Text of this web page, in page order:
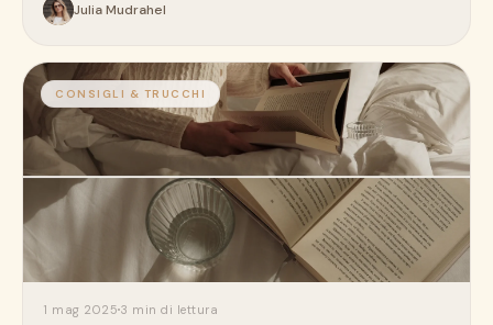
Julia Mudrahel
CONSIGLI & TRUCCHI
1 mag 2025 3 min di lettura